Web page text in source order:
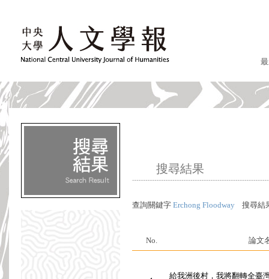
搜尋結果
查詢關鍵字 Erchong Floodway 搜尋結
No. 論文
給我洲後村，我將翻轉全臺